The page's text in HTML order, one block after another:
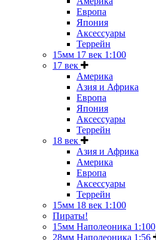
Европа
Япония
Аксессуары
Террейн
15мм 17 век 1:100
17 век
Америка
Азия и Африка
Европа
Япония
Аксессуары
Террейн
18 век
Азия и Африка
Америка
Европа
Аксессуары
Террейн
15мм 18 век 1:100
Пираты!
15мм Наполеоника 1:100
28мм Наполеоника 1:56